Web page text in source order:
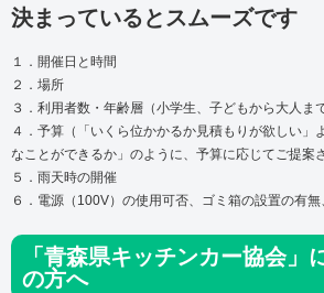
決まっているとスムーズです
１．開催日と時間
２．場所
３．利用者数・年齢層（小学生、子どもから大人ま
４．予算（「いくら位かかるか見積もりが欲しい」
なことができるか」のように、予算に応じてご提案
５．雨天時の開催
６．電源（100V）の使用可否、ゴミ箱の設置の有
「青森県キッチンカー協会」
の方へ